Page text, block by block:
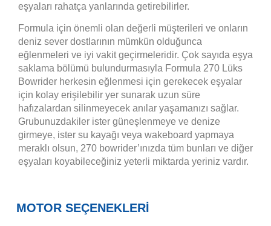
eşyaları rahatça yanlarında getirebilirler.
Formula için önemli olan değerli müşterileri ve onların
deniz sever dostlarının mümkün olduğunca
eğlenmeleri ve iyi vakit geçirmeleridir. Çok sayıda eşya
saklama bölümü bulundurmasıyla Formula 270 Lüks
Bowrider herkesin eğlenmesi için gerekecek eşyalar
için kolay erişilebilir yer sunarak uzun süre
hafızalardan silinmeyecek anılar yaşamanızı sağlar.
Grubunuzdakiler ister güneşlenmeye ve denize
girmeye, ister su kayağı veya wakeboard yapmaya
meraklı olsun, 270 bowrider’ınızda tüm bunları ve diğer
eşyaları koyabileceğiniz yeterli miktarda yeriniz vardır.
MOTOR SEÇENEKLERİ